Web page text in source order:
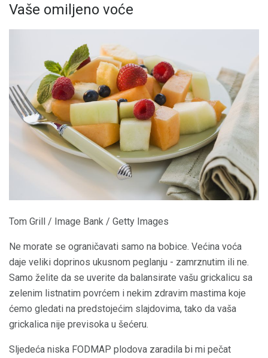
Vaše omiljeno voće
Tom Grill / Image Bank / Getty Images
Ne morate se ograničavati samo na bobice. Većina voća
daje veliki doprinos ukusnom peglanju - zamrznutim ili ne.
Samo želite da se uverite da balansirate vašu grickalicu sa
zelenim listnatim povrćem i nekim zdravim mastima koje
ćemo gledati na predstojećim slajdovima, tako da vaša
grickalica nije previsoka u šećeru.
Sljedeća niska FODMAP plodova zaradila bi mi pečat